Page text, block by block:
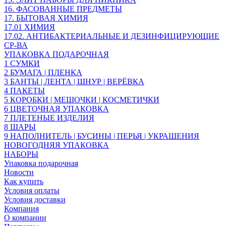
16. ФАСОВАННЫЕ ПРЕДМЕТЫ
17. БЫТОВАЯ ХИМИЯ
17.01 ХИМИЯ
17.02. АНТИБАКТЕРИАЛЬНЫЕ И ДЕЗИНФИЦИРУЮЩИЕ
СР-ВА
УПАКОВКА ПОДАРОЧНАЯ
1 СУМКИ
2 БУМАГА | ПЛЕНКА
3 БАНТЫ | ЛЕНТА | ШНУР | ВЕРЁВКА
4 ПАКЕТЫ
5 КОРОБКИ | МЕШОЧКИ | КОСМЕТИЧКИ
6 ЦВЕТОЧНАЯ УПАКОВКА
7 ПЛЕТЕНЫЕ ИЗДЕЛИЯ
8 ШАРЫ
9 НАПОЛНИТЕЛЬ | БУСИНЫ | ПЕРЬЯ | УКРАШЕНИЯ
НОВОГОДНЯЯ УПАКОВКА
НАБОРЫ
Упаковка подарочная
Новости
Как купить
Условия оплаты
Условия доставки
Компания
О компании